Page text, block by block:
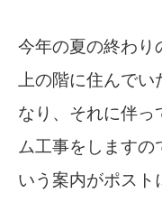
今年の夏の終わり
上の階に住んで
なり、それに伴っ
ム工事をしますの
いう案内がポスト